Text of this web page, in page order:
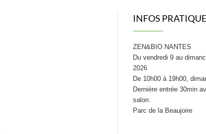
INFOS
ZEN&BIO NANTES
Du vendredi 9 au
2026
De 10h00 à 19h00,
Dernière entrée 30min
salon.
Parc de la Beaujoire